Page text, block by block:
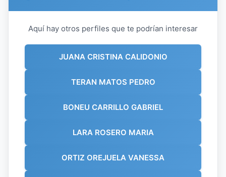
Aquí hay otros perfiles que te podrían interesar
JUANA CRISTINA CALIDONIO
TERAN MATOS PEDRO
BONEU CARRILLO GABRIEL
LARA ROSERO MARIA
ORTIZ OREJUELA VANESSA